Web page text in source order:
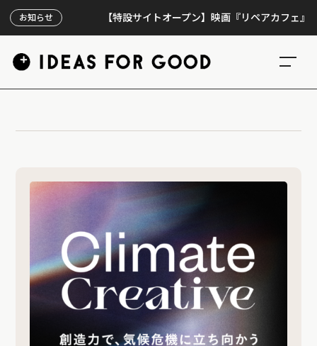
お知らせ 【特設サイトオープン】映画『リペアカフェ』、上